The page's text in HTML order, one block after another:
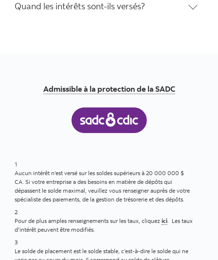
Quand les intérêts sont-ils versés?
Admissible à la protection de la SADC
1
Aucun intérêt n’est versé sur les soldes supérieurs à 20 000 000 $
CA. Si votre entreprise a des besoins en matière de dépôts qui
dépassent le solde maximal, veuillez vous renseigner auprès de votre
spécialiste des paiements, de la gestion de trésorerie et des dépôts.
2
Pour de plus amples renseignements sur les taux, cliquez ici. Les taux
d’intérêt peuvent être modifiés.
3
Le solde de placement est le solde stable, c’est-à-dire le solde qui ne